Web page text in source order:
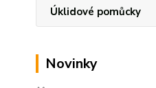
Úklidové pomůcky
Novinky